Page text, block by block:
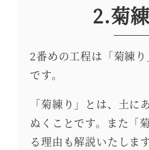
2.菊
2番めの工程は「菊練り
です。
「菊練り」とは、土に
ぬくことです。また「
る理由も解説いたします